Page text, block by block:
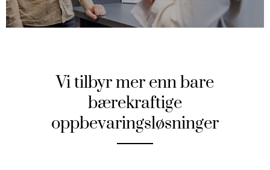
Vi tilbyr mer enn bare
bærekraftige
oppbevaringsløsninger